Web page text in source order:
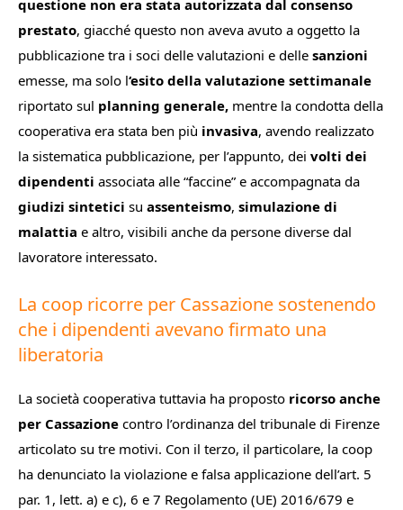
questione non era stata autorizzata dal consenso
prestato, giacché questo non aveva avuto a oggetto la
pubblicazione tra i soci delle valutazioni e delle sanzioni
emesse, ma solo l‘esito della valutazione settimanale
riportato sul planning generale, mentre la condotta della
cooperativa era stata ben più invasiva, avendo realizzato
la sistematica pubblicazione, per l’appunto, dei volti dei
dipendenti associata alle “faccine” e accompagnata da
giudizi sintetici su assenteismo, simulazione di
malattia e altro, visibili anche da persone diverse dal
lavoratore interessato.
La coop ricorre per Cassazione sostenendo
che i dipendenti avevano firmato una
liberatoria
La società cooperativa tuttavia ha proposto ricorso anche
per Cassazione contro l’ordinanza del tribunale di Firenze
articolato su tre motivi. Con il terzo, il particolare, la coop
ha denunciato la violazione e falsa applicazione dell’art. 5
par. 1, lett. a) e c), 6 e 7 Regolamento (UE) 2016/679 e